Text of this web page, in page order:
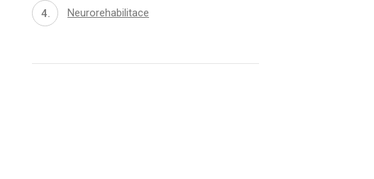
Neurorehabilitace